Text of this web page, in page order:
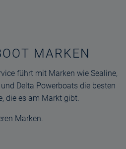
MARKEN
führt mit Marken wie Sealine,
Delta Powerboats die besten
die es am Markt gibt.
Marken.